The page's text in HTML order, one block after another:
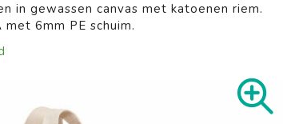
in gewassen canvas met katoenen riem.
6mm PE schuim.